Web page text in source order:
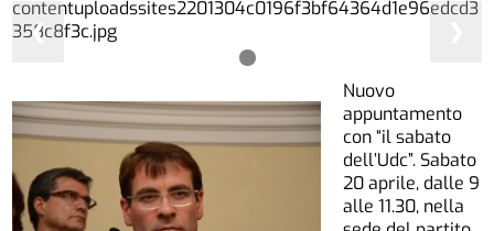
❮
Nuovo
appuntamento
con “il sabato
dell’Udc”. Sabato
20 aprile, dalle 9
alle 11.30, nella